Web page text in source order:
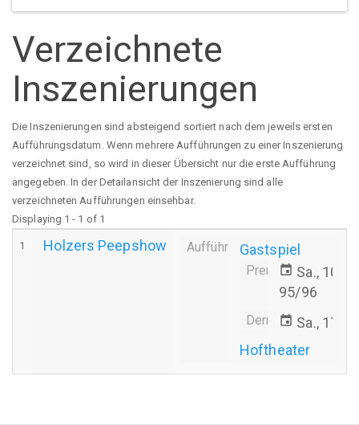
Verzeichnete
Inszenierungen
Die Inszenierungen sind absteigend sortiert nach dem jeweils ersten
Aufführungsdatum. Wenn mehrere Aufführungen zu einer Inszenierung
verzeichnet sind, so wird in dieser Übersicht nur die erste Aufführung
angegeben. In der Detailansicht der Inszenierung sind alle
verzeichneten Aufführungen einsehbar.
Displaying 1 - 1 of 1
1 Holzers Peepshow AufführungGastspiel
Premiere
event Sa.,
95/96
Derniere
event Sa.,
Hoftheater